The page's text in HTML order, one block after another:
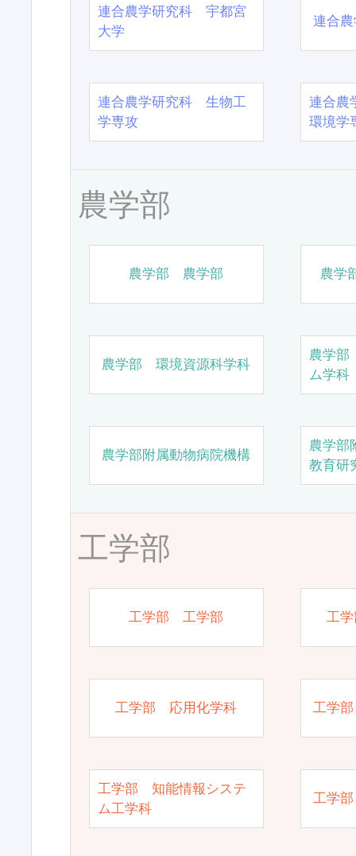
連合農学研究科 宇都宮
大学
連合
連合農学研究科 生物工
学専攻
連合農
環境学
農学部
農学部 農学部 農学
農学部 環境資源科学科
農学
ム学科
農学部附属動物病院機構
農学部
教育研
工学部
工学部 工学部 工
工学部 応用化学科 工学
工学部 知能情報システ
ム工学科
工学